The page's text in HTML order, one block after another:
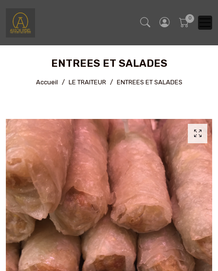
ENTREES ET SALADES
Accueil LE TRAITEUR ENTREES ET SALADES